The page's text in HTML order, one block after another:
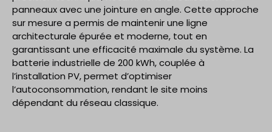
panneaux avec une jointure en angle. Cette approche
sur mesure a permis de maintenir une ligne
architecturale épurée et moderne, tout en
garantissant une efficacité maximale du système. La
batterie industrielle de 200 kWh, couplée à
l’installation PV, permet d’optimiser
l’autoconsommation, rendant le site moins
dépendant du réseau classique.